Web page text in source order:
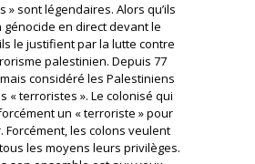
» sont légendaires. Alors qu’ils
génocide en direct devant le
le justifient par la lutte contre
palestinien. Depuis 77
considéré les Palestiniens
« terroristes ». Le colonisé qui
un « terroriste » pour
Forcément, les colons veulent
les moyens leurs privilèges.